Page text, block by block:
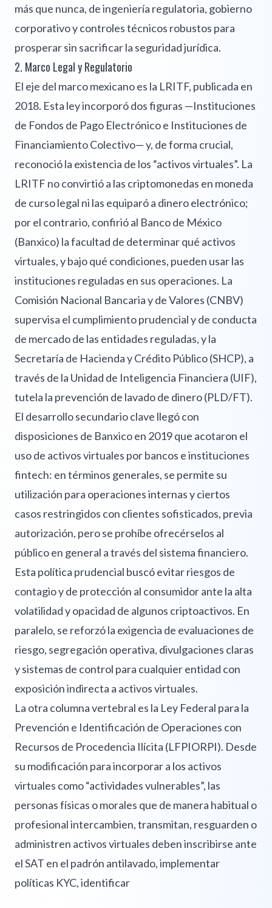
más que nunca, de ingeniería regulatoria, gobierno
corporativo y controles técnicos robustos para
prosperar sin sacrificar la seguridad jurídica.
2. Marco Legal y Regulatorio
El eje del marco mexicano es la LRITF, publicada en
2018. Esta ley incorporó dos figuras —Instituciones
de Fondos de Pago Electrónico e Instituciones de
Financiamiento Colectivo— y, de forma crucial,
reconoció la existencia de los “activos virtuales”. La
LRITF no convirtió a las criptomonedas en moneda
de curso legal ni las equiparó a dinero electrónico;
por el contrario, confirió al Banco de México
(Banxico) la facultad de determinar qué activos
virtuales, y bajo qué condiciones, pueden usar las
instituciones reguladas en sus operaciones. La
Comisión Nacional Bancaria y de Valores (CNBV)
supervisa el cumplimiento prudencial y de conducta
de mercado de las entidades reguladas, y la
Secretaría de Hacienda y Crédito Público (SHCP), a
través de la Unidad de Inteligencia Financiera (UIF),
tutela la prevención de lavado de dinero (PLD/FT).
El desarrollo secundario clave llegó con
disposiciones de Banxico en 2019 que acotaron el
uso de activos virtuales por bancos e instituciones
fintech: en términos generales, se permite su
utilización para operaciones internas y ciertos
casos restringidos con clientes sofisticados, previa
autorización, pero se prohíbe ofrecérselos al
público en general a través del sistema financiero.
Esta política prudencial buscó evitar riesgos de
contagio y de protección al consumidor ante la alta
volatilidad y opacidad de algunos criptoactivos. En
paralelo, se reforzó la exigencia de evaluaciones de
riesgo, segregación operativa, divulgaciones claras
y sistemas de control para cualquier entidad con
exposición indirecta a activos virtuales.
La otra columna vertebral es la Ley Federal para la
Prevención e Identificación de Operaciones con
Recursos de Procedencia Ilícita (LFPIORPI). Desde
su modificación para incorporar a los activos
virtuales como “actividades vulnerables”, las
personas físicas o morales que de manera habitual o
profesional intercambien, transmitan, resguarden o
administren activos virtuales deben inscribirse ante
el SAT en el padrón antilavado, implementar
políticas KYC, identificar